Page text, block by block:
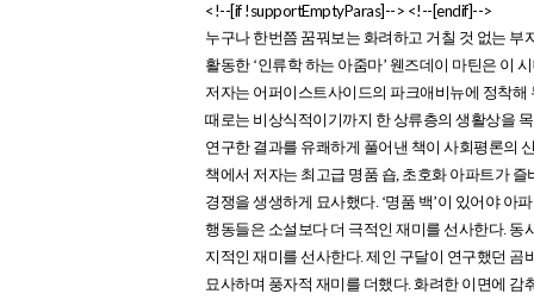
<!--[if !supportEmptyParas]--> <!--[endif]-->
누구나 한번쯤 꿈꿔보는 화려하고 거칠 것 없는
활동한 ‘인류학 하는 아줌마’ 웬즈데이 마틴은 이
저자는 어퍼이스트사이드의 파크애비뉴에 정착해
때로는 비상식적이기까지 한 상류층의 생활상을
연구한 결과를 유쾌하게 풀어낸 책이 사회평론의
책에서 저자는 최고급 명품 숍, 초호화 아파트가
경쟁을 생생하게 묘사했다. ‘명품 백’이 있어야 아
행동들은 소설보다 더 극적인 재미를 선사한다. 동
지적인 재미를 선사한다. 제인 구달이 연구했던 곰
묘사하며 풍자적 재미를 더했다. 화려한 이면에